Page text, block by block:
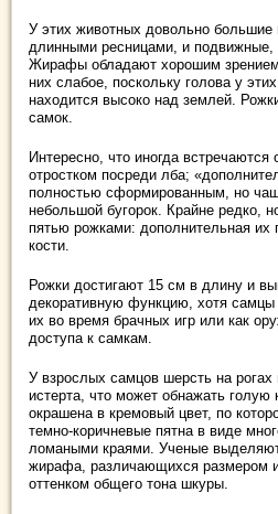
У этих животных довольно большие
длинными ресницами, и подвижные,
Жирафы обладают хорошим
них слабое, поскольку голова у
находится высоко над землей.
самок.
Интересно, что иногда
отростком посреди лба;
полностью сформированным, но
небольшой бугорок. Крайне редко,
пятью рожками: дополнительная их
кости.
Рожки достигают 15 см в длину и
декоративную функцию, хотя самцы
их во время брачных игр или как
доступа к самкам.
У взрослых самцов шерсть на рогах
истерта, что может обнажать
окрашена в кремовый цвет, по
темно-коричневые пятна в виде
ломаными краями. Ученые
жирафа, различающихся размером
оттенком общего тона шкуры.